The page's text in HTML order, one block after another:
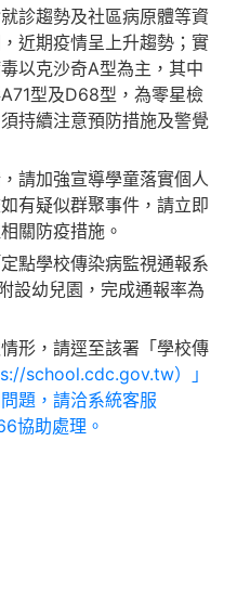
診趨勢及社區病原體等資
近期疫情呈上升趨勢；實
以克沙奇A型為主，其中
型及D68型，為零星檢
持續注意預防措施及警覺
請加強宣導學童落實個人
有疑似群聚事件，請立即
關防疫措施。
點學校傳染病監視通報系
設幼兒園，完成通報率為
形，請逕至該署「學校傳
school.cdc.gov.tw）」
題，請洽系統客服
協助處理。